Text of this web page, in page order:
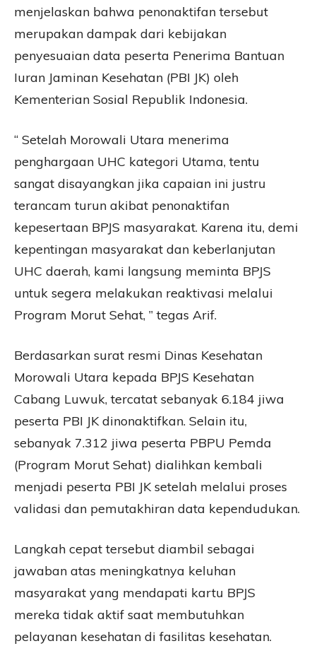
menjelaskan bahwa penonaktifan tersebut
merupakan dampak dari kebijakan
penyesuaian data peserta Penerima Bantuan
Iuran Jaminan Kesehatan (PBI JK) oleh
Kementerian Sosial Republik Indonesia.
“ Setelah Morowali Utara menerima
penghargaan UHC kategori Utama, tentu
sangat disayangkan jika capaian ini justru
terancam turun akibat penonaktifan
kepesertaan BPJS masyarakat. Karena itu, demi
kepentingan masyarakat dan keberlanjutan
UHC daerah, kami langsung meminta BPJS
untuk segera melakukan reaktivasi melalui
Program Morut Sehat, ” tegas Arif.
Berdasarkan surat resmi Dinas Kesehatan
Morowali Utara kepada BPJS Kesehatan
Cabang Luwuk, tercatat sebanyak 6.184 jiwa
peserta PBI JK dinonaktifkan. Selain itu,
sebanyak 7.312 jiwa peserta PBPU Pemda
(Program Morut Sehat) dialihkan kembali
menjadi peserta PBI JK setelah melalui proses
validasi dan pemutakhiran data kependudukan.
Langkah cepat tersebut diambil sebagai
jawaban atas meningkatnya keluhan
masyarakat yang mendapati kartu BPJS
mereka tidak aktif saat membutuhkan
pelayanan kesehatan di fasilitas kesehatan.